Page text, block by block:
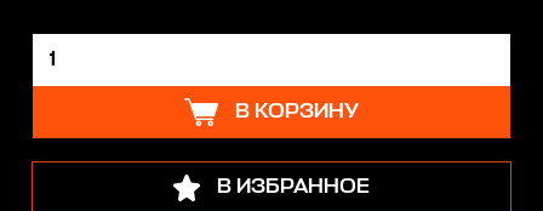
В КОРЗИНУ
В ИЗБРАННОЕ